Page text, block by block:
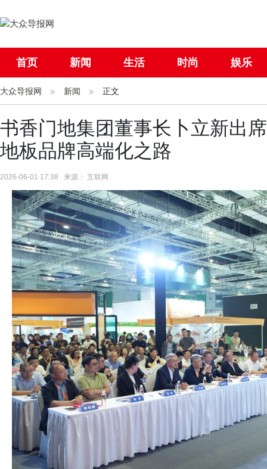
首页 新闻 生活 时尚 娱乐
社会 国际
大众导报网 新闻 正文
书香门地集团董事长卜立新出
地板品牌高端化之路
2026-06-01 17:38 来源： 互联网